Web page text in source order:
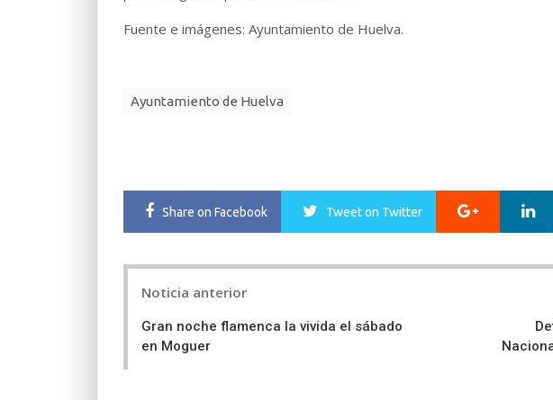
Fuente e imágenes: Ayuntamiento de Huelva.
Ayuntamiento de Huelva
Share on Facebook Tweeton Twitter Google+
Noticia anterior
Gran noche flamenca la vivida el sábado
en Moguer